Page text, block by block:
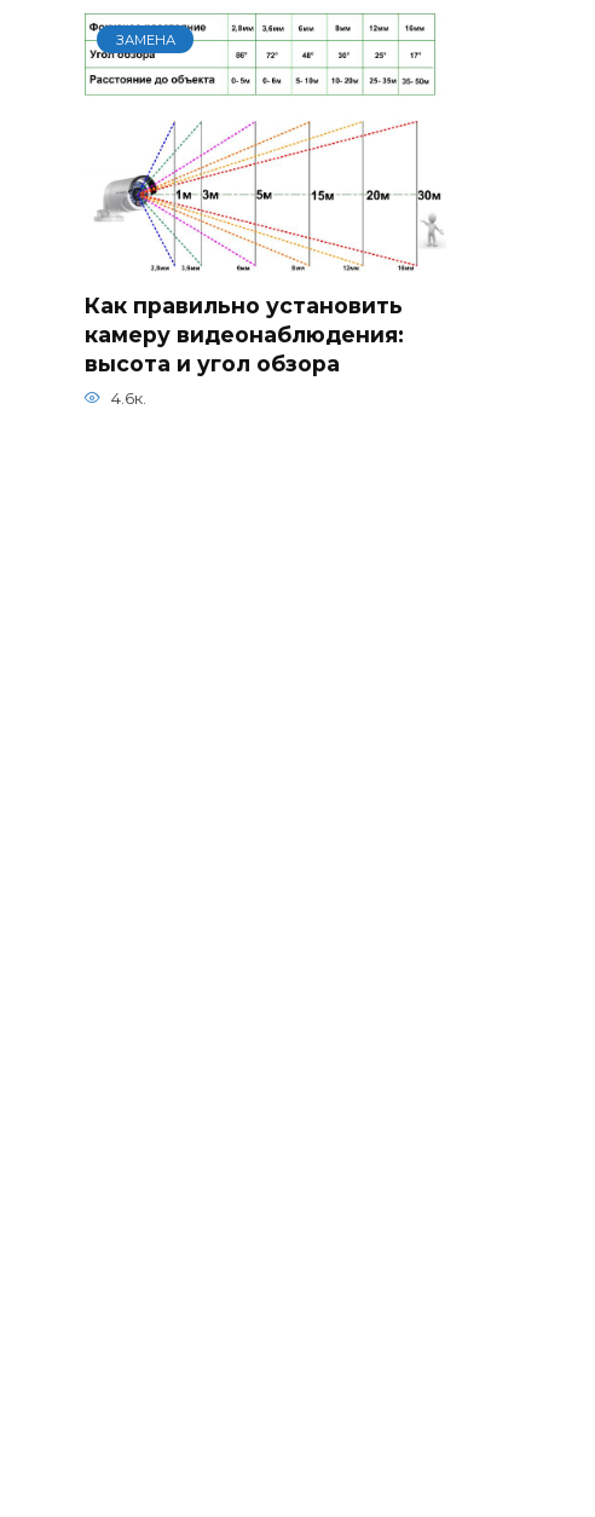
ЗАМЕНА
Как правильно установить
камеру видеонаблюдения:
высота и угол обзора
4.6к.